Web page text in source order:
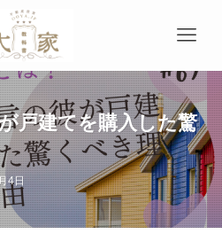
戸建てを購入した驚
4日